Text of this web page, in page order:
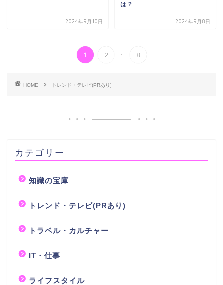
2024年9月10日
は？
2024年9月8日
1 2 ... 8
HOME トレンド・テレビ(PRあり)
カテゴリー
知識の宝庫
トレンド・テレビ(PRあり)
トラベル・カルチャー
IT・仕事
ライフスタイル